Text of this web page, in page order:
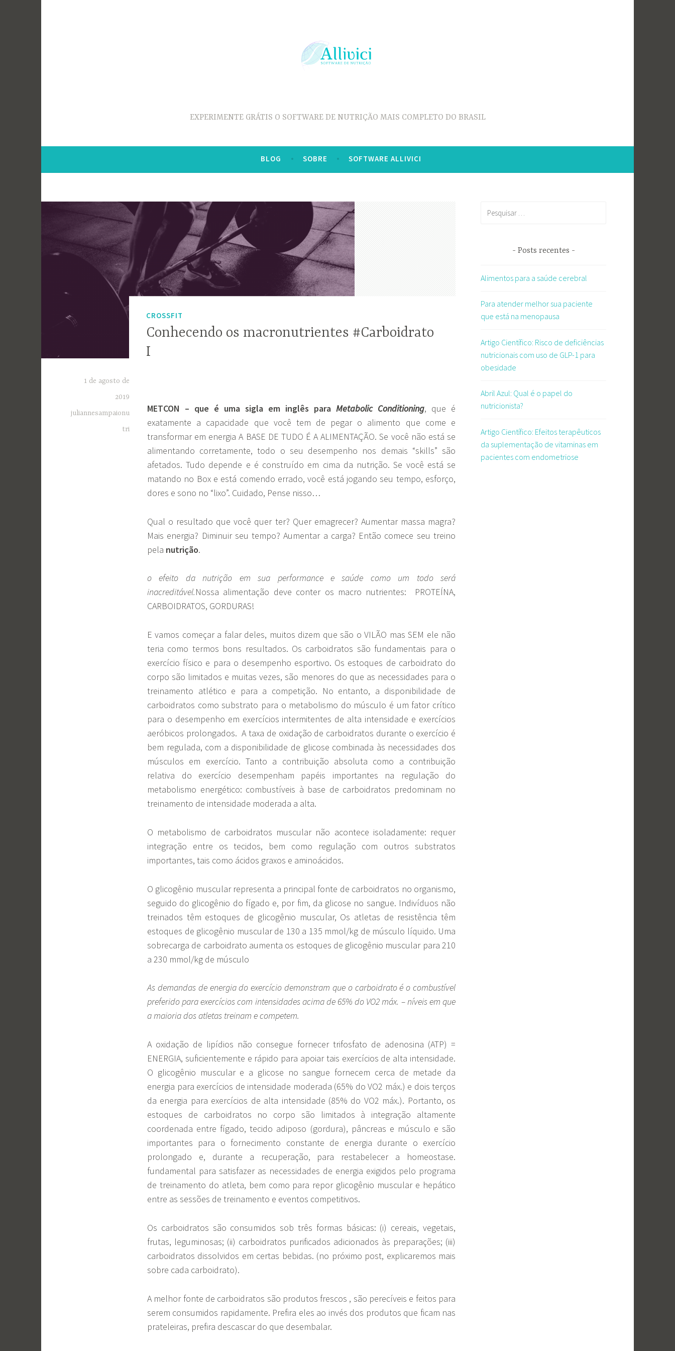
EXPERIMENTE GRÁTIS O SOFTWARE DE NUTRIÇÃO MAIS COMPLETO DO BRASIL
BLOG SOBRE SOFTWARE ALLIVICI
CROSSFIT
Conhecendo os macronutrientes #Carboidrato
I
1 de agosto de
2019
juliannesampaionu
tri
METCON – que é uma sigla em inglês para Metabolic Conditioning, que é
exatamente a capacidade que você tem de pegar o alimento que come e
transformar em energia A BASE DE TUDO É A ALIMENTAÇÃO. Se você não está se
alimentando corretamente, todo o seu desempenho nos demais “skills” são
afetados. Tudo depende e é construído em cima da nutrição. Se você está se
matando no Box e está comendo errado, você está jogando seu tempo, esforço,
dores e sono no “lixo”. Cuidado, Pense nisso…
Qual o resultado que você quer ter? Quer emagrecer? Aumentar massa magra?
Mais energia? Diminuir seu tempo? Aumentar a carga? Então comece seu treino
pela nutrição.
o efeito da nutrição em sua performance e saúde como um todo será
inacreditável.Nossa alimentação deve conter os macro nutrientes: PROTEÍNA,
CARBOIDRATOS, GORDURAS!
E vamos começar a falar deles, muitos dizem que são o VILÃO mas SEM ele não
teria como termos bons resultados. Os carboidratos são fundamentais para o
exercício físico e para o desempenho esportivo. Os estoques de carboidrato do
corpo são limitados e muitas vezes, são menores do que as necessidades para o
treinamento atlético e para a competição. No entanto, a disponibilidade de
carboidratos como substrato para o metabolismo do músculo é um fator crítico
para o desempenho em exercícios intermitentes de alta intensidade e exercícios
aeróbicos prolongados. A taxa de oxidação de carboidratos durante o exercício é
bem regulada, com a disponibilidade de glicose combinada às necessidades dos
músculos em exercício. Tanto a contribuição absoluta como a contribuição
relativa do exercício desempenham papéis importantes na regulação do
metabolismo energético: combustíveis à base de carboidratos predominam no
treinamento de intensidade moderada a alta.
O metabolismo de carboidratos muscular não acontece isoladamente: requer
integração entre os tecidos, bem como regulação com outros substratos
importantes, tais como ácidos graxos e aminoácidos.
O glicogênio muscular representa a principal fonte de carboidratos no organismo,
seguido do glicogênio do fígado e, por fim, da glicose no sangue. Indivíduos não
treinados têm estoques de glicogênio muscular, Os atletas de resistência têm
estoques de glicogênio muscular de 130 a 135 mmol/kg de músculo líquido. Uma
sobrecarga de carboidrato aumenta os estoques de glicogênio muscular para 210
a 230 mmol/kg de músculo
As demandas de energia do exercício demonstram que o carboidrato é o combustível
preferido para exercícios com intensidades acima de 65% do VO2 máx. – níveis em que
a maioria dos atletas treinam e competem.
A oxidação de lipídios não consegue fornecer trifosfato de adenosina (ATP) =
ENERGIA, suficientemente e rápido para apoiar tais exercícios de alta intensidade.
O glicogênio muscular e a glicose no sangue fornecem cerca de metade da
energia para exercícios de intensidade moderada (65% do VO2 máx.) e dois terços
da energia para exercícios de alta intensidade (85% do VO2 máx.). Portanto, os
estoques de carboidratos no corpo são limitados à integração altamente
coordenada entre fígado, tecido adiposo (gordura), pâncreas e músculo e são
importantes para o fornecimento constante de energia durante o exercício
prolongado e, durante a recuperação, para restabelecer a homeostase.
fundamental para satisfazer as necessidades de energia exigidos pelo programa
de treinamento do atleta, bem como para repor glicogênio muscular e hepático
entre as sessões de treinamento e eventos competitivos.
Os carboidratos são consumidos sob três formas básicas: (i) cereais, vegetais,
frutas, leguminosas; (ii) carboidratos purificados adicionados às preparações; (iii)
carboidratos dissolvidos em certas bebidas. (no próximo post, explicaremos mais
sobre cada carboidrato).
A melhor fonte de carboidratos são produtos frescos , são perecíveis e feitos para
serem consumidos rapidamente. Prefira eles ao invés dos produtos que ficam nas
prateleiras, prefira descascar do que desembalar.
Posts recentes
Alimentos para a saúde cerebral
Para atender melhor sua paciente
que está na menopausa
Artigo Científico: Risco de deficiências
nutricionais com uso de GLP-1 para
obesidade
Abril Azul: Qual é o papel do
nutricionista?
Artigo Científico: Efeitos terapêuticos
da suplementação de vitaminas em
pacientes com endometriose